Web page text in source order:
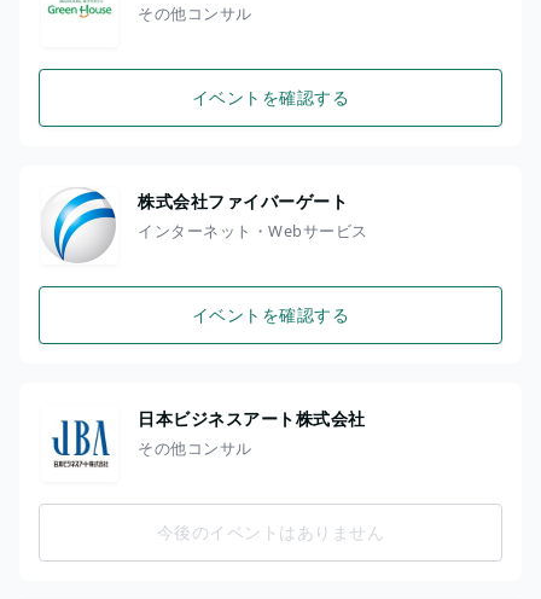
その他コンサル
イベントを確認する
株式会社ファイバーゲート
インターネット・Webサービス
イベントを確認する
日本ビジネスアート株式会社
その他コンサル
今後のイベントはありません